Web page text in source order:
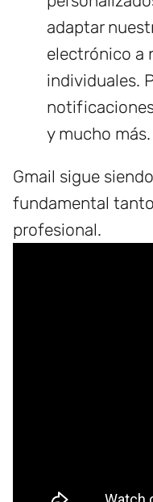
adaptar
electrónico a
individuales.
y mucho más.
Gmail sigue
fundamental
profesional.